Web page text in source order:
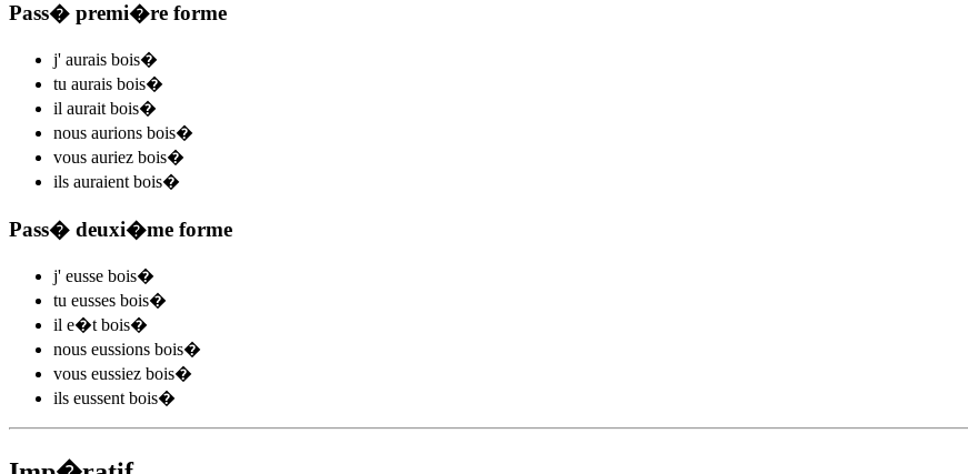
Pass� premi�re forme
j' aurais bois�
tu aurais bois�
il aurait bois�
nous aurions bois�
vous auriez bois�
ils auraient bois�
Pass� deuxi�me forme
j' eusse bois�
tu eusses bois�
il e�t bois�
nous eussions bois�
vous eussiez bois�
ils eussent bois�